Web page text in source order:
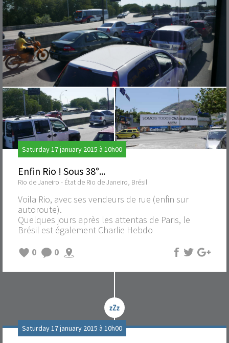
Saturday 17 january 2015 à 10h00
Enfin Rio ! Sous 38°...
Rio de Janeiro - État de Rio de Janeiro, Brésil
Voila Rio, avec ses vendeurs de rue (enfin sur
autoroute).
Quelques jours après les attentas de Paris, le
Brésil est également Charlie Hebdo
0
0
Saturday 17 january 2015 à 10h00